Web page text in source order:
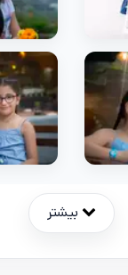
بیشتر